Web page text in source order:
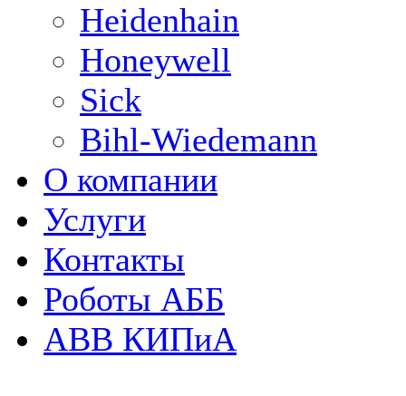
Heidenhain
Honeywell
Sick
Bihl-Wiedemann
О компании
Услуги
Контакты
Роботы АББ
ABB КИПиА